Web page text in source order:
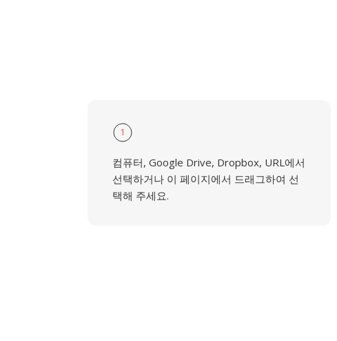
1
컴퓨터, Google Drive, Dropbox, URL에서
선택하거나 이 페이지에서 드래그하여 선
택해 주세요.